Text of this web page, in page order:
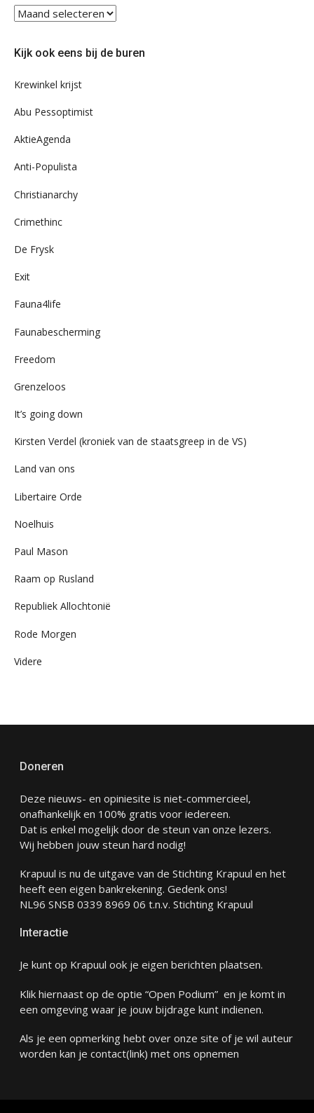
Blader
eens
ons
Kijk ook eens bij de buren
Krewinkel krijst
Abu Pessoptimist
AktieAgenda
Anti-Populista
Christianarchy
Crimethinc
De Frysk
Exit
Fauna4life
Faunabescherming
Freedom
Grenzeloos
It’s going down
Kirsten Verdel (kroniek van de staatsgreep in de VS)
Land van ons
Libertaire Orde
Noelhuis
Paul Mason
Raam op Rusland
Republiek Allochtonië
Rode Morgen
Videre
Doneren
Deze nieuws- en opiniesite is niet-commercieel,
onafhankelijk en 100% gratis voor iedereen.
Dat is enkel mogelijk door de steun van onze lezers.
Wij hebben jouw steun hard nodig!
Krapuul is nu de uitgave van de Stichting Krapuul en het
heeft een eigen bankrekening. Gedenk ons!
NL96 SNSB 0339 8969 06 t.n.v. Stichting Krapuul
Interactie
Je kunt op Krapuul ook je eigen berichten plaatsen.
Klik hiernaast op de optie “Open Podium” en je komt in
een omgeving waar je jouw bijdrage kunt indienen.
Als je een opmerking hebt over onze site of je wil auteur
worden kan je contact(link) met ons opnemen